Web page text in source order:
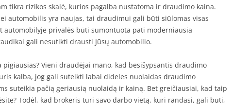
tikra rizikos skalė, kurios pagalba nustatoma ir draudimo kaina.
automobilis yra naujas, tai draudimui gali būti siūlomas visas
automobilyje privalės būti sumontuota pati moderniausia
gali nesutikti drausti Jūsų automobilio.
pigiausias? Vieni draudėjai mano, kad besišypsantis draudimo
kalba, jog gali suteikti labai dideles nuolaidas draudimo
suteikia pačią geriausią nuolaidą ir kainą. Bet greičiausiai, kad taip
Todėl, kad brokeris turi savo darbo vietą, kuri randasi, gali būti,